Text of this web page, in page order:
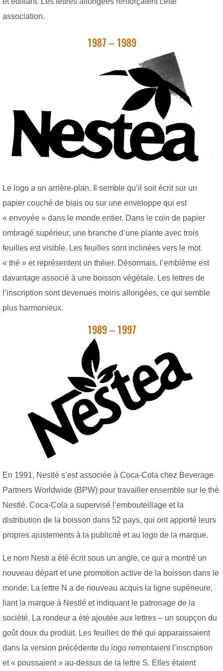
association.
1987 – 1989
Le logo a un arrière-plan. Il semble qu’il soit écrit sur un
papier couché de biais ou sur une enveloppe qui est
« envoyée » dans le monde entier. Dans le coin de papier
ombragé supérieur, une branche d’une plante avec trois
feuilles est visible. Les feuilles sont inclinées vers le mot
« thé » et représentent un théier. Désormais, l’emblème est
davantage associé à une boisson végétale. Les lettres de
l’inscription sont devenues moins allongées, ce qui semble
plus harmonieux.
1989 – 1997
En 1991, Nestlé s’est associée à Coca-Cola chez Beverage
Partners Worldwide (BPW) pour travailler ensemble sur le thé
Nestlé. Coca-Cola a supervisé l’embouteillage et la
distribution de la boisson dans 52 pays, qui ont apporté leurs
propres ajustements à la publicité et au logo de la marque.
Le nom Nesti a été écrit sous un angle, ce qui a montré un
nouveau départ et une promotion active de la boisson dans le
monde. La lettre N a de nouveau acquis la ligne supérieure,
liant la marque à Nestlé et indiquant le patronage de la
société. La rondeur a été ajoutée aux lettres – un soupçon du
goût doux du produit. Les feuilles de thé qui apparaissaient
dans la version précédente du logo remontaient l’inscription
et « poussaient » au-dessus de la lettre S. Elles étaient